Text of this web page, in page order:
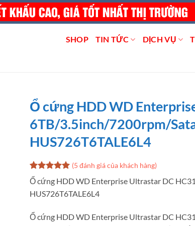
SHOP TIN TỨC DỊCH VỤ
Ổ cứng HDD WD
6TB/3.5inch/7200rpm/
HUS726T6TALE6L4
5trên 5
dựa trên
5
đánh giá
(5 đánh giá của khách hàng)
Ổ cứng HDD WD Enterprise Ultrastar DC
HUS726T6TALE6L4
Ổ cứng HDD WD Enterprise Ultrastar DC